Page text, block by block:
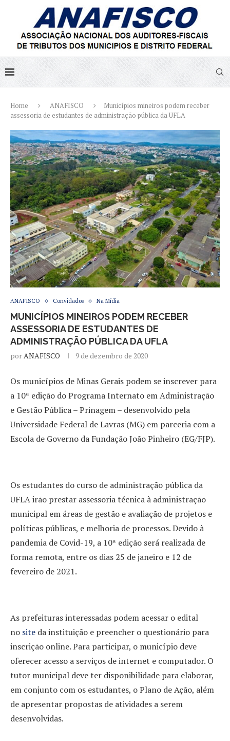
Home ANAFISCO
Municípios mineiros podem receber
assessoria de estudantes de administração pública da UFLA
ANAFISCO Convidados Na Mídia
MUNICÍPIOS MINEIROS PODEM RECEBER
ASSESSORIA DE ESTUDANTES DE
ADMINISTRAÇÃO PÚBLICA DA UFLA
porANAFISCO 9 de dezembro de 2020
Os municípios de Minas Gerais podem se inscrever para
a 10ª edição do Programa Internato em Administração
e Gestão Pública – Prinagem – desenvolvido pela
Universidade Federal de Lavras (MG) em parceria com a
Escola de Governo da Fundação João Pinheiro (EG/FJP).
Os estudantes do curso de administração pública da
UFLA irão prestar assessoria técnica à administração
municipal em áreas de gestão e avaliação de projetos e
políticas públicas, e melhoria de processos. Devido à
pandemia de Covid-19, a 10ª edição será realizada de
forma remota, entre os dias 25 de janeiro e 12 de
fevereiro de 2021.
As prefeituras interessadas podem acessar o edital
no site da instituição e preencher o questionário para
inscrição online. Para participar, o município deve
oferecer acesso a serviços de internet e computador. O
tutor municipal deve ter disponibilidade para elaborar,
em conjunto com os estudantes, o Plano de Ação, além
de apresentar propostas de atividades a serem
desenvolvidas.